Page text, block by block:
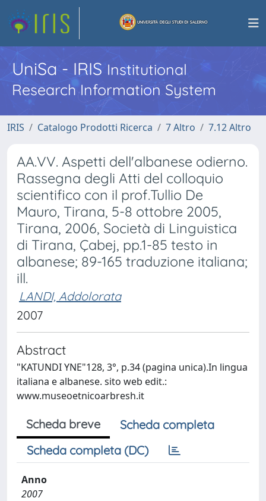
UniSa - IRISInstitutional
Research Information System
IRIS Catalogo Prodotti Ricerca 7 Altro 7.12 Altro
AA.VV. Aspetti dell'albanese odierno.
Rassegna degli Atti del colloquio
scientifico con il prof.Tullio De
Mauro, Tirana, 5-8 ottobre 2005,
Tirana, 2006, Società di Linguistica
di Tirana, Çabej, pp.1-85 testo in
albanese; 89-165 traduzione italiana;
ill.
LANDI, Addolorata
2007
Abstract
"KATUNDI YNE"128, 3°, p.34 (pagina unica).In lingua
italiana e albanese. sito web edit.:
www.museoetnicoarbresh.it
Scheda breve
Scheda completa
Scheda completa (DC)
Anno
2007